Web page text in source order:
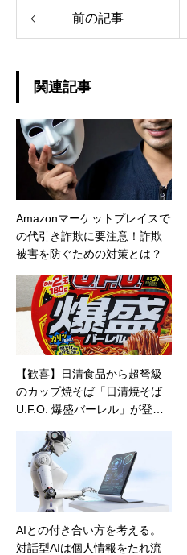
前の記事
関連記事
Amazonマーケットプレイスで
の代引き詐欺に要注意！詐欺
被害を防ぐための対策とは？
【歓喜】日清食品から超弩級
のカップ焼そば「日清焼そば
U.F.O. 爆盛バーレル」が登
こいつは予想以上に爆盛だっ
AIとの付き合い方を考える。
対話型AIは個人情報をたれ流